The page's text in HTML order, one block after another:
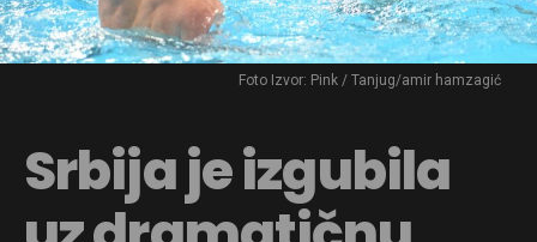
Foto Izvor: Pink / Tanjug/amir hamzagić
Srbija je izgubila